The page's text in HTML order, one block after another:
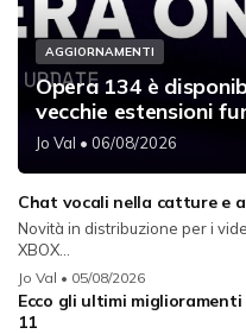
AGGIORNAMENTI
Opera 134 è
vecchie estensioni
Jo Val • 06/08/2026
Chat vocali nella catture e
Novità in distribuzione per i
XBOX...
Jo Val • 05/08/2026
Ecco gli ultimi
11